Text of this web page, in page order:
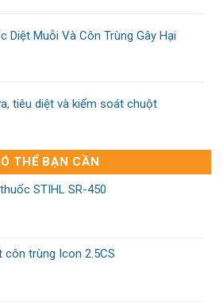
Diệt Muỗi Và Côn Trùng Gây Hại
tiêu diệt và kiểm soát chuột
THỂ BẠN CẦN
STIHL SR-450
côn trùng Icon 2.5CS